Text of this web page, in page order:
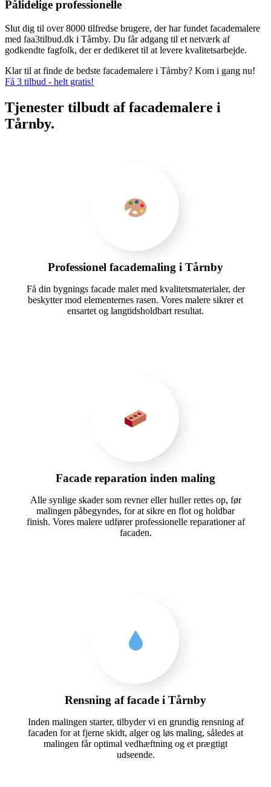
Pålidelige professionelle
Slut dig til over 8000 tilfredse brugere, der har fundet facademalere
med faa3tilbud.dk i Tårnby. Du får adgang til et netværk af
godkendte fagfolk, der er dedikeret til at levere kvalitetsarbejde.
Klar til at finde de bedste facademalere i Tårnby? Kom i gang nu!
Få 3 tilbud - helt gratis!
Tjenester tilbudt af facademalere i
Tårnby.
Professionel facademaling i Tårnby
Få din bygnings facade malet med kvalitetsmaterialer, der
beskytter mod elementernes rasen. Vores malere sikrer et
ensartet og langtidsholdbart resultat.
Facade reparation inden maling
Alle synlige skader som revner eller huller rettes op, før
malingen påbegyndes, for at sikre en flot og holdbar
finish. Vores malere udfører professionelle reparationer af
facaden.
Rensning af facade i Tårnby
Inden malingen starter, tilbyder vi en grundig rensning af
facaden for at fjerne skidt, alger og løs maling, således at
malingen får optimal vedhæftning og et prægtigt
udseende.